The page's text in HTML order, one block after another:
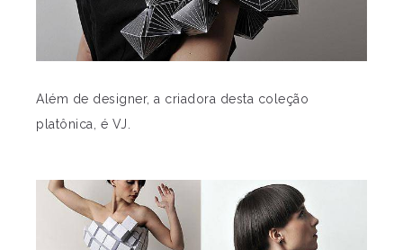
Além de designer, a criadora desta coleção
platônica, é VJ.